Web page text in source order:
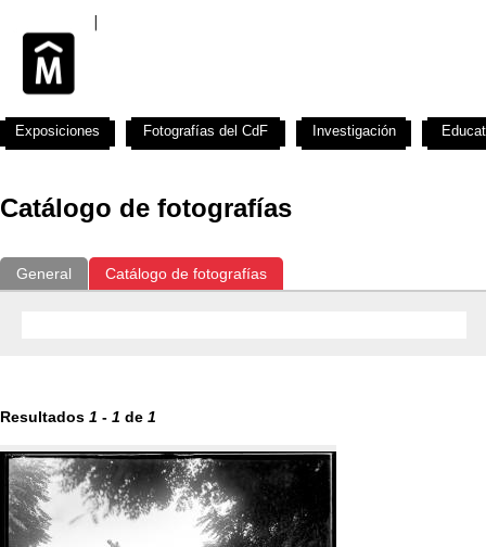
Catálogo de fotografías
General Catálogo de fotografías
Resultados 1 - 1 de 1
Exposiciones Fotografías del CdF Investigación